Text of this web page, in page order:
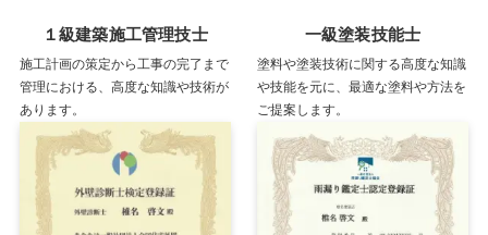
１級建築施工管理技士
施工計画の策定から工事の完了まで
管理における、高度な知識や技術が
あります。
一級塗装技能士
塗料や塗装技術に関する高度な知識
や技能を元に、最適な塗料や方法を
ご提案します。